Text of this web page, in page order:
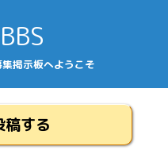
掲示板へようこそ
する